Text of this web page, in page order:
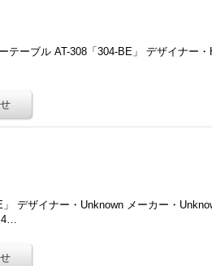
ーブル AT-308「304-BE」 デザイナー
デザイナー・Unknown メーカー・
4…